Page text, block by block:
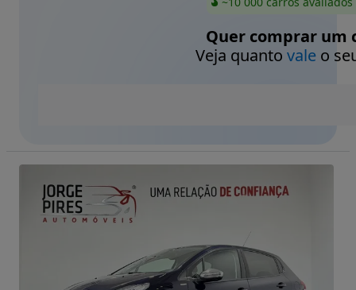
Quer comprar um
Veja quanto valeo